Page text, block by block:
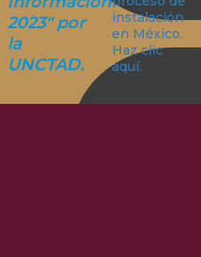
2023" por
la
UNCTAD.
instalación
en México.
Haz clic
aquí.